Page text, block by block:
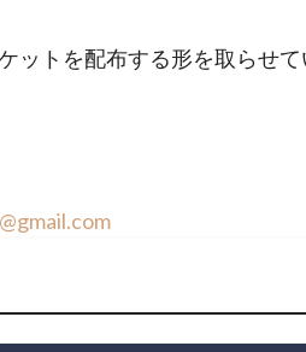
ットを配布する形を取らせ